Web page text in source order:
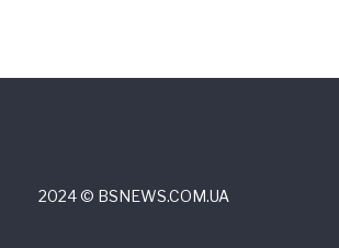
2024 © ВSNEWS.COM.UA